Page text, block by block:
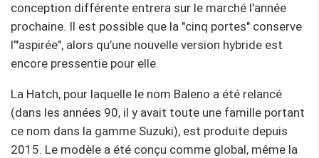
conception différente entrera sur le marché l’année
prochaine. Il est possible que la "cinq portes" conserve
l’"aspirée", alors qu’une nouvelle version hybride est
encore pressentie pour elle.
La Hatch, pour laquelle le nom Baleno a été relancé
(dans les années 90, il y avait toute une famille portant
ce nom dans la gamme Suzuki), est produite depuis
2015. Le modèle a été conçu comme global, même la